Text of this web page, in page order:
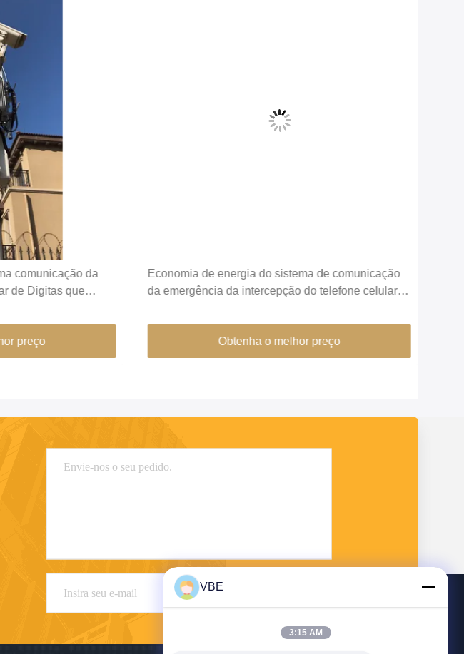
comunicação da
de Digitas que
preço
Economia de energia do sistema de comunicação
da emergência da intercepção do telefone celular
Obtenha o melhor preço
VBE
3:15 AM